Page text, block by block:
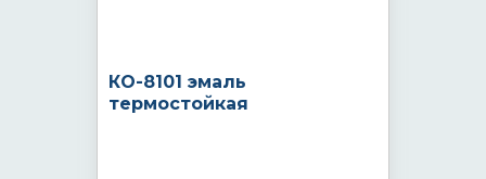
КО-8101 эмаль
термостойкая